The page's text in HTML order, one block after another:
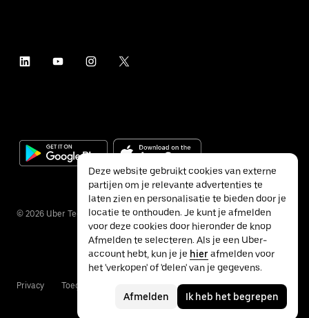
© 2026 Uber Technologies Inc.
Privacy Toegankelijkheid Voorwaarden
Deze website gebruikt cookies van externe
partijen om je relevante advertenties te
laten zien en personalisatie te bieden door je
locatie te onthouden. Je kunt je afmelden
voor deze cookies door hieronder de knop
Afmelden te selecteren. Als je een Uber-
account hebt, kun je je hierafmelden voor
het 'verkopen' of 'delen' van je gegevens.
Afmelden Ik heb het begrepen